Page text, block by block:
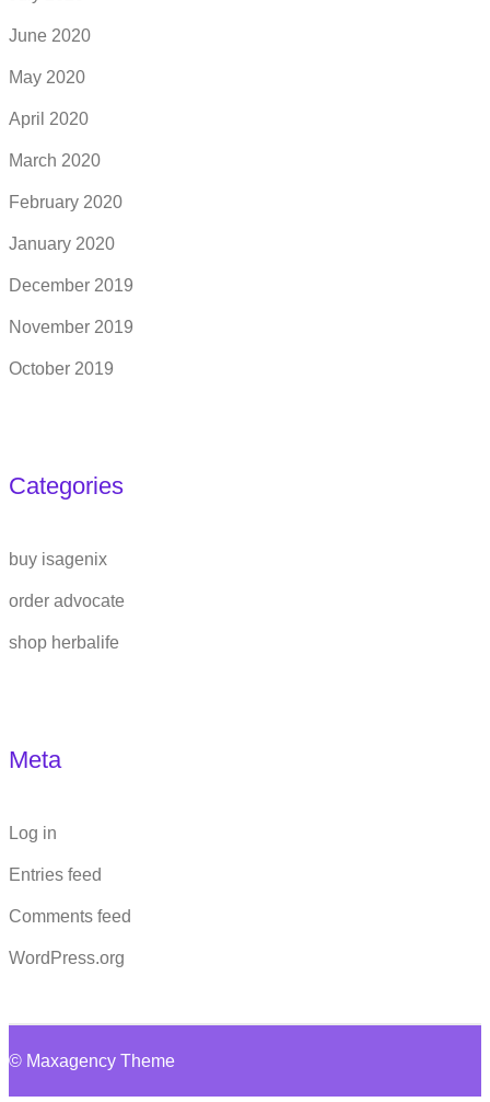
June 2020
May 2020
April 2020
March 2020
February 2020
January 2020
December 2019
November 2019
October 2019
Categories
buy isagenix
order advocate
shop herbalife
Meta
Log in
Entries feed
Comments feed
WordPress.org
© Maxagency Theme